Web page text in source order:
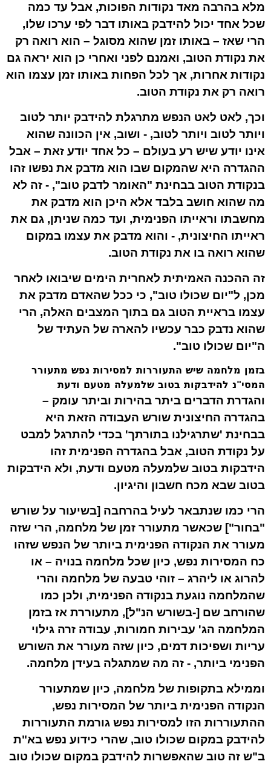
מלא בהרבה מאד נקודות הפוכות, אבל עד כמה
שכל אחד יכול להידבק באותו דבר לפי ערכו שלו,
הרי שאז – באותו זמן שהוא מסוגל – הוא רואה רק
את נקודת הטוב, ואמנם לפני ואחרי כן הוא יראה גם
נקודות אחרות, אך לכל הפחות באותו זמן עצמו הוא
רואה רק את נקודת הטוב.
וכך, לאט לאט הנפש מתרגלת להידבק יותר לטוב
ויותר לטוב ויותר לטוב, - ושוב, אין הכוונה שהוא
אינו יודע שיש רע בעולם – כל אחד יודע זאת – אבל
ההגדרה היא שהמקום שבו הוא מדבק את נפשו זהו
בנקודת הטוב בבחינת "האומר לדבק טוב", - זה לא
מה שהוא חושב בלבד אלא היכן הוא מדבק את
מחשבתו וראייתו הפנימית, ועד כמה שניתן, גם את
ראייתו החיצונית, - והוא מדבק את עצמו במקום
שהוא רואה בו את נקודת הטוב.
זה ההכנה האמיתית לאחרית הימים שיבואו לאחר
מכן, ל"יום שכולו טוב", כי ככל שהאדם מדבק את
עצמו בראיית הטוב גם בתוך המצבים האלה, הרי
שהוא נדבק כבר עכשיו להארה של העתיד של
ה"יום שכולו טוב".
בזמן מלחמה שיש התעוררות למסירות נפש מתעורר
המסי"נ להידבקות בטוב שלמעלה מטעם ודעת
והגדרת הדברים ביתר בהירות וביתר עומק –
בהגדרה החיצונית שורש העבודה הזאת היא
בבחינת 'שתרגילנו בתורתך' בכדי להתרגל למבט
על נקודת הטוב, אבל בהגדרה הפנימית זהו
הידבקות בטוב שלמעלה מטעם ודעת, ולא הידבקות
בטוב שבא מכח חשבון והיגיון.
הרי כמו שנתבאר לעיל בהרחבה [בשיעור על שורש
"בחור"] שכאשר מתעורר זמן של מלחמה, הרי שזה
מעורר את הנקודה הפנימית ביותר של הנפש שזהו
כח המסירות נפש, כיון שכל מלחמה בנויה – או
להרוג או ליהרג – זוהי טבעה של מלחמה והרי
שהמלחמה נוגעת בנקודה הפנימית, ולכן כמו
שהורחב שם [-בשורש הנ"ל], מתעוררת אז בזמן
המלחמה הג' עבירות חמורות, עבודה זרה גילוי
עריות ושפיכות דמים, כיון שזה מעורר את השורש
הפנימי ביותר, - זה מה שמתגלה בעידן מלחמה.
וממילא בתקופות של מלחמה, כיון שמתעורר
הנקודה הפנימית ביותר של המסירות נפש,
ההתעוררות הזו למסירות נפש גורמת התעוררות
להידבק במקום שכולו טוב, שהרי כידוע נפש בא"ת
ב"ש זה טוב שהאפשרות להידבק במקום שכולו טוב